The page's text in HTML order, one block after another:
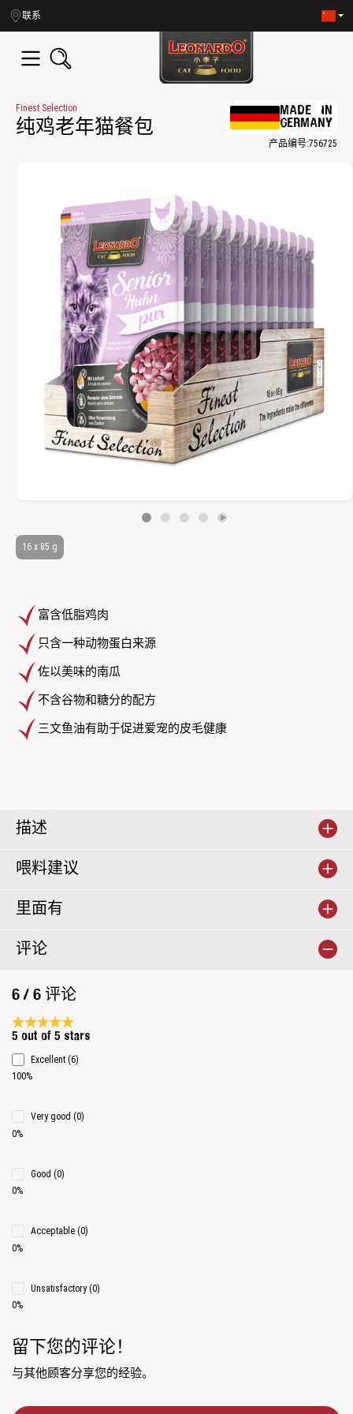
content
联系
Finest Selection
纯鸡老年猫餐包
MADE IN
GERMANY
产品编号:756725
富含低脂鸡肉
只含一种动物蛋白来源
佐以美味的南瓜
不含谷物和糖分的配方
三文鱼油有助于促进爱宠的皮毛健康
16 x 85 g
描述
喂料建议
里面有
评论
6 / 6 评论
Average rating 5 of 5 Stars
5 out of 5 stars
Excellent (6)
100%
Very good (0)
0%
Good (0)
0%
Acceptable (0)
0%
Unsatisfactory (0)
0%
留下您的评论！
与其他顾客分享您的经验。